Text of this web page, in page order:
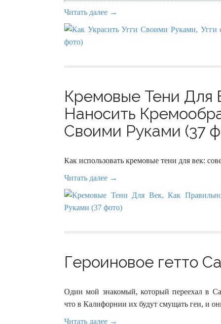
Читать далее →
Кремовые Тени Для
Наносить
Своими Руками (37
Как использовать кремовые тени для век:
Читать далее →
Героиновое гетто
Один мой знакомый, который переехал в
что в Калифорнии их будут смущать геи, и
Читать далее →